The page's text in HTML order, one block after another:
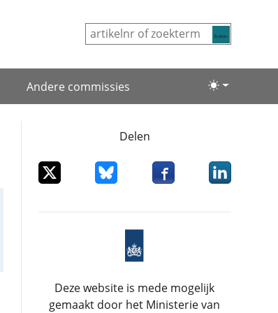
Lichte/
Andere commissies
Delen
Deel dit item op XDeel dit item op Bluesky
Deel dit item op
Deel dit
Deze website is mede mogelijk
gemaakt door het Ministerie van